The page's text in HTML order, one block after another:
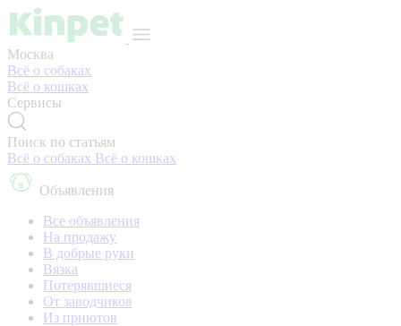
Москва
Всё о собаках
Всё о кошках
Сервисы
Поиск по статьям
Всё о собаках Всё о кошках
Объявления
Все объявления
На продажу
В добрые руки
Вязка
Потерявшиеся
От заводчиков
Из приютов